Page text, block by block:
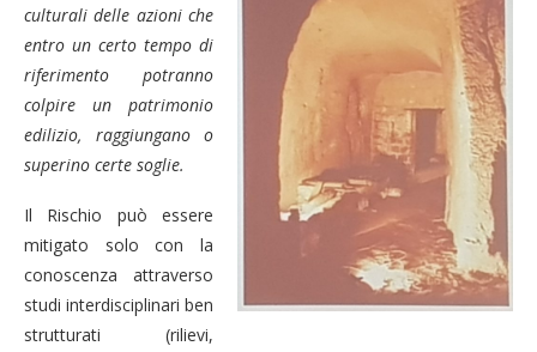
culturali delle azioni che
entro un certo tempo di
riferimento potranno
colpire un patrimonio
edilizio, raggiungano o
superino certe soglie.
Il Rischio può essere
mitigato solo con la
conoscenza attraverso
studi interdisciplinari ben
strutturati (rilievi,